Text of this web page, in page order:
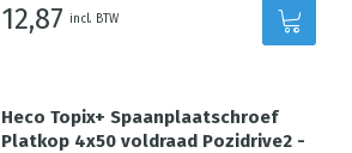
12,87 incl. BTW
Heco Topix+ Spaanplaatschroef
Platkop 4x50 voldraad Pozidrive2 -